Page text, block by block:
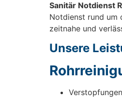
Sanitär Notdienst
Notdienst rund um
zeitnahe und
Unsere